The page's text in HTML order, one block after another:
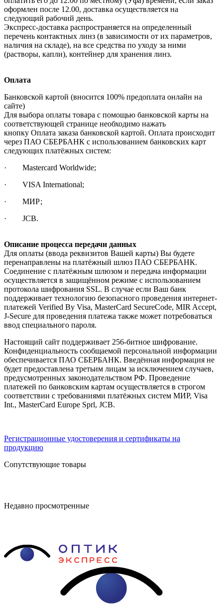
оформлен после 12.00, доставка осуществляется на
следующий рабочий день.
Экспресс-доставка распространяется на определенный
перечень контактных линз (в зависимости от их параметров,
наличия на складе), на все средства по уходу за ними
(растворы, капли), контейнер для хранения линз.
Оплата
Банковской картой (вносится 100% предоплата онлайн на
сайте)
Для выбора оплаты товара с помощью банковской карты на
соответствующей странице необходимо нажать
кнопку Оплата заказа банковской картой. Оплата происходит
через ПАО СБЕРБАНК с использованием банковских карт
следующих платёжных систем:
· Mastercard Worldwide;
· VISA International;
· МИР;
· JCB.
Описание процесса передачи данных
Для оплаты (ввода реквизитов Вашей карты) Вы будете
перенаправлены на платёжный шлюз ПАО СБЕРБАНК.
Соединение с платёжным шлюзом и передача информации
осуществляется в защищённом режиме с использованием
протокола шифрования SSL. В случае если Ваш банк
поддерживает технологию безопасного проведения интернет-
платежей Verified By Visa, MasterCard SecureCode, MIR Accept,
J-Secure для проведения платежа также может потребоваться
ввод специального пароля.
Настоящий сайт поддерживает 256-битное шифрование.
Конфиденциальность сообщаемой персональной информации
обеспечивается ПАО СБЕРБАНК. Введённая информация не
будет предоставлена третьим лицам за исключением случаев,
предусмотренных законодательством РФ. Проведение
платежей по банковским картам осуществляется в строгом
соответствии с требованиями платёжных систем МИР, Visa
Int., MasterCard Europe Sprl, JCB.
Регистрационные удостоверения и сертификаты на
продукцию
Сопутствующие товары
Недавно просмотренные